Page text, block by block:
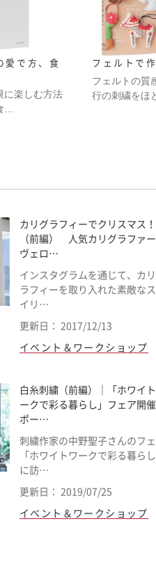
愛で方、食
に楽しむ方法
…
フェルトで
フェルトの質
行の刺繍をほ
カリグラフィーでクリスマス！
（前編） 人気カリグラファー
ヴェロ…
インスタグラムを通じて、カ
ラフィーを取り入れた素敵な
イリ…
更新日： 2017/12/13
イベント＆ワークショップ
白糸刺繍（前編）｜「ホワイ
ークで彩る暮らし」フェア開
ポー…
刺繍作家の中野聖子さんのフ
「ホワイトワークで彩る暮らし
に訪…
更新日： 2019/07/25
イベント＆ワークショップ